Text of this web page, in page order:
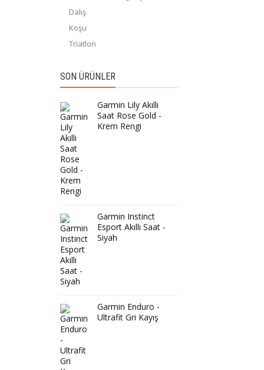
Dalış
Koşu
Triatlon
SON ÜRÜNLER
Garmin Lily Akıllı
Saat Rose Gold -
Krem Rengi
Garmin Instinct
Esport Akıllı Saat -
Siyah
Garmin Enduro -
Ultrafit Gri Kayış